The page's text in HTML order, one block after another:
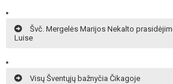
Švč. Mergelės Marijos Nekalto
Luise
Visų Šventųjų bažnyčia Čikagoje